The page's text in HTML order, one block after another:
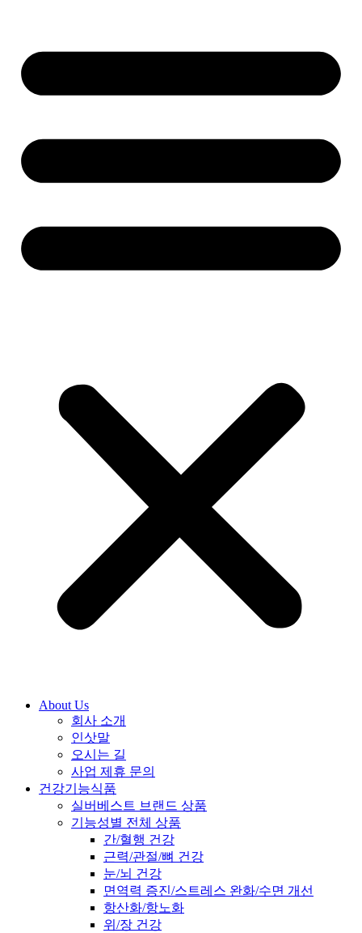
About Us
회사 소개
인삿말
오시는 길
사업 제휴 문의
건강기능식품
실버베스트 브랜드 상품
기능성별 전체 상품
간/혈행 건강
근력/관절/뼈 건강
눈/뇌 건강
면역력 증진/스트레스 완화/수면 개선
항산화/항노화
위/장 건강